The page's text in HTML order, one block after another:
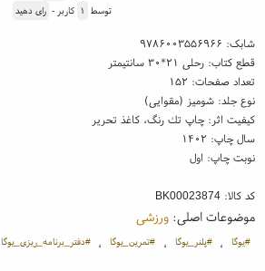
توسط ۱ کاربر - رای دهید
شابک: ۹۷۸۶۰۰۳۵۵۶۹۶۶
قطع کتاب: رحلی ۲۱*۳۰ سانتیمتر
تعداد صفحات: ۱۵۲
نوع جلد: شومیز (مقوایی)
کیفیت اثر: چاپ تك رنگ، کاغذ تحریر
سال چاپ: ۱۴۰۲
نوبت چاپ: اول
کد کالا:BK00023874
موضوعات اصلی:ورزشی
#یوگا ، #پلنر_یوگا ، #تمرین_یوگا ، #دفتر_برنامه_ریزی_یوگا